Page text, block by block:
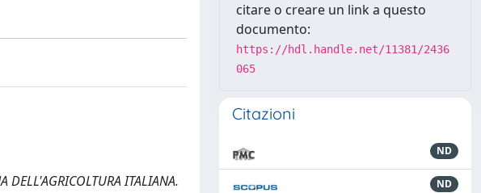
ITALIANA.
citare o creare un link a questo
documento:
https://hdl.handle.net/11381/2436
065
Citazioni
ND
ND